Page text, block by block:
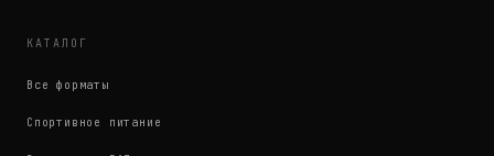
КАТАЛОГ
Все форматы
Спортивное питание